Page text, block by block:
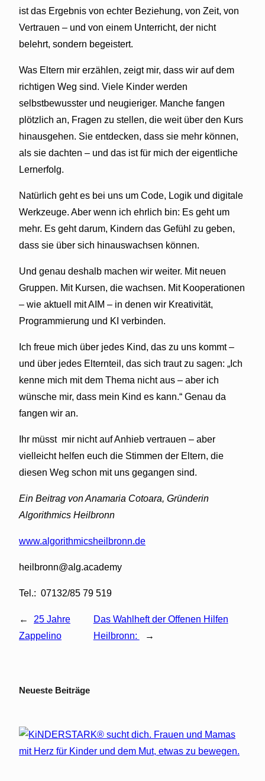
ist das Ergebnis von echter Beziehung, von Zeit, von
Vertrauen – und von einem Unterricht, der nicht
belehrt, sondern begeistert.
Was Eltern mir erzählen, zeigt mir, dass wir auf dem
richtigen Weg sind. Viele Kinder werden
selbstbewusster und neugieriger. Manche fangen
plötzlich an, Fragen zu stellen, die weit über den Kurs
hinausgehen. Sie entdecken, dass sie mehr können,
als sie dachten – und das ist für mich der eigentliche
Lernerfolg.
Natürlich geht es bei uns um Code, Logik und digitale
Werkzeuge. Aber wenn ich ehrlich bin: Es geht um
mehr. Es geht darum, Kindern das Gefühl zu geben,
dass sie über sich hinauswachsen können.
Und genau deshalb machen wir weiter. Mit neuen
Gruppen. Mit Kursen, die wachsen. Mit Kooperationen
– wie aktuell mit AIM – in denen wir Kreativität,
Programmierung und KI verbinden.
Ich freue mich über jedes Kind, das zu uns kommt –
und über jedes Elternteil, das sich traut zu sagen: „Ich
kenne mich mit dem Thema nicht aus – aber ich
wünsche mir, dass mein Kind es kann.“ Genau da
fangen wir an.
Ihr müsst mir nicht auf Anhieb vertrauen – aber
vielleicht helfen euch die Stimmen der Eltern, die
diesen Weg schon mit uns gegangen sind.
Ein Beitrag von Anamaria Cotoara, Gründerin
Algorithmics Heilbronn
www.algorithmicsheilbronn.de
heilbronn@alg.academy
Tel.: 07132/85 79 519
←
25 Jahre
Zappelino
Das Wahlheft der Offenen Hilfen
Heilbronn:
→
Neueste Beiträge